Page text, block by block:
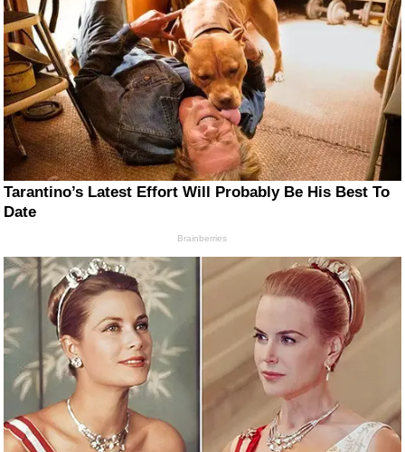
Tarantino’s Latest Effort Will Probably Be His Best To
Date
Brainberries